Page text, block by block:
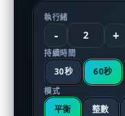
執行緒
- 2 +
持續時間
30秒 60秒
模式
平衡 整數